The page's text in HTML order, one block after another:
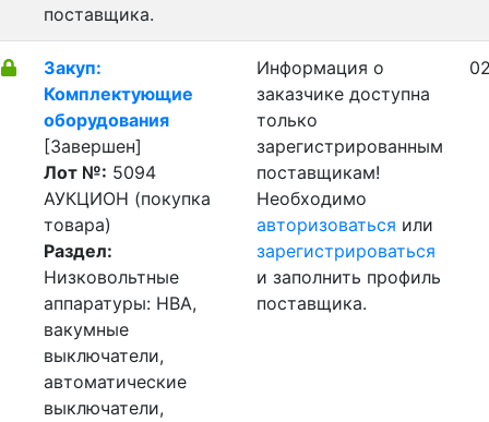
поставщика.
Закуп:
Комплектующие
оборудования
[Завершен]
Лот №: 5094
АУКЦИОН (покупка
товара)
Раздел:
Низковольтные
аппаратуры: НВА,
вакумные
выключатели,
автоматические
выключатели,
Информация о
заказчике доступна
только
зарегистрированным
поставщикам!
Необходимо
авторизоваться или
зарегистрироваться
и заполнить профиль
поставщика.